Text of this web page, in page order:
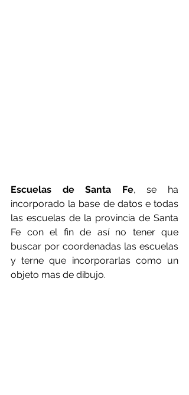
Escuelas de Santa Fe, se ha
incorporado la base de datos e todas
las escuelas de la provincia de Santa
Fe con el fin de así no tener que
buscar por coordenadas las escuelas
y terne que incorporarlas como un
objeto mas de dibujo.